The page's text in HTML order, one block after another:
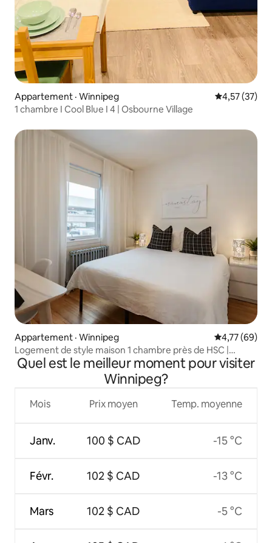
Appartement · Winnipeg Note
4,57 (37)
1 chambre I Cool Blue I 4 | Osbourne Village
Appartement · Winnipeg Note
4,77 (69)
Logement de style maison 1 chambre près de HSC |
Stationnement gratuit
Quel est le meilleur moment pour visiter
Winnipeg?
Mois
Janv.
Févr.
Mars
Prix moyen
100 $ CAD
102 $ CAD
102 $ CAD
Temp. moyenne
-15 °C
-13 °C
-5 °C